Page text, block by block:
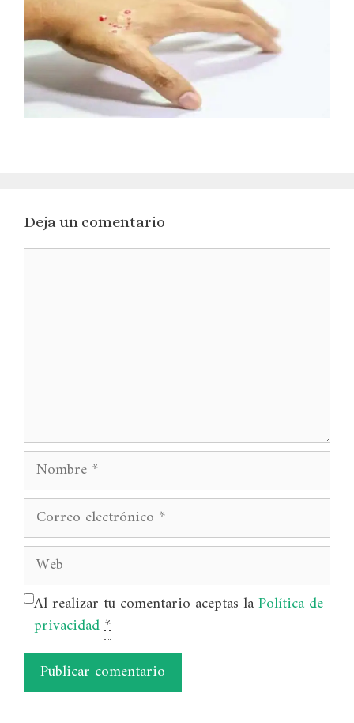
Deja un comentario
Comentario
Nombre
Correo
electrónico
Web
Al realizar tu comentario aceptas laPolítica de
privacidad*